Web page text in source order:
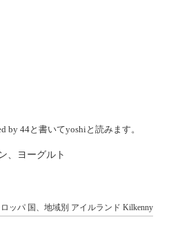
by 44と書いてyoshiと読みます。
、ヨーグルト
ッパ 国、地域別 アイルランド Kilkenny